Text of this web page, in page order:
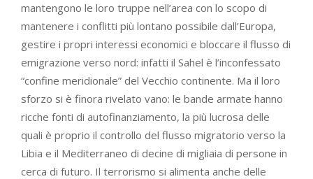
mantengono le loro truppe nell’area con lo scopo di
mantenere i conflitti più lontano possibile dall’Europa,
gestire i propri interessi economici e bloccare il flusso di
emigrazione verso nord: infatti il Sahel è l’inconfessato
“confine meridionale” del Vecchio continente. Ma il loro
sforzo si è finora rivelato vano: le bande armate hanno
ricche fonti di autofinanziamento, la più lucrosa delle
quali è proprio il controllo del flusso migratorio verso la
Libia e il Mediterraneo di decine di migliaia di persone in
cerca di futuro. Il terrorismo si alimenta anche delle